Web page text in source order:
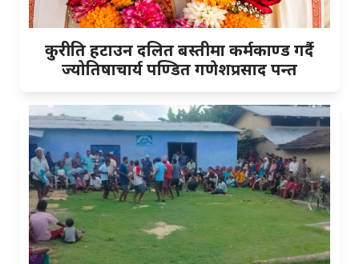
कुरीति हटाउन दलित बस्तीमा कर्मकाण्ड गर्दै
ज्योतिषाचार्य पण्डित गणेशप्रसाद पन्त